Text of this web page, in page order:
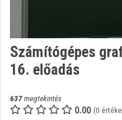
Intézményi felfedezés
Kategóriák
Számítógépes
16. előadás
637megtekintés
0.00 (0